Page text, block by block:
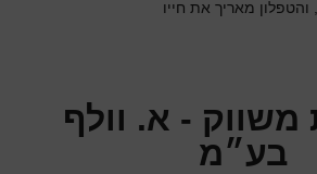
והטפלון מאריך את חייו
משווק - א. וולף
בע״מ